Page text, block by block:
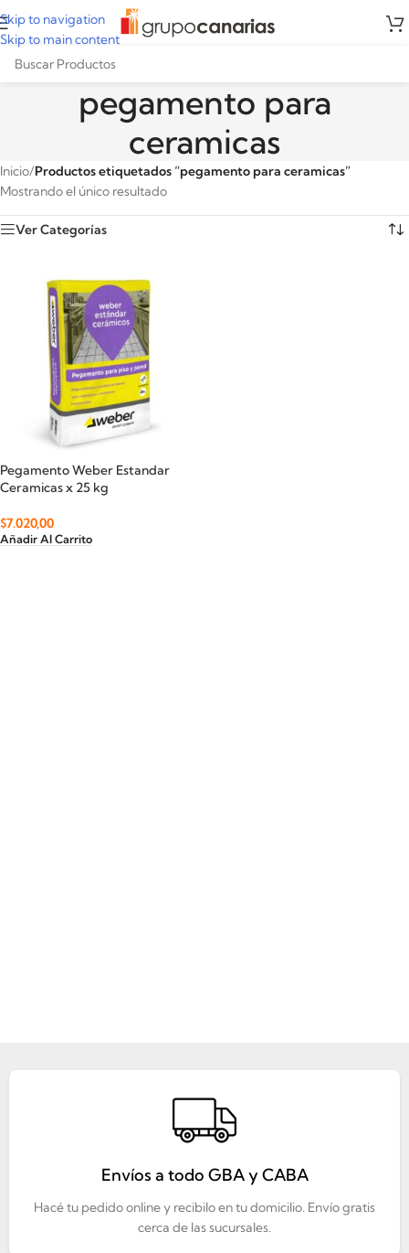
Skip to navigation
Skip to main content
pegamento para
ceramicas
Inicio/Productos etiquetados “pegamento para ceramicas”
Mostrando el único resultado
Ver Categorías
Pegamento Weber Estandar
Ceramicas x 25 kg
$7.020,00
Añadir Al Carrito
Envíos a todo GBA y CABA
Hacé tu pedido online y recibilo en tu domicilio. Envío gratis
cerca de las sucursales.